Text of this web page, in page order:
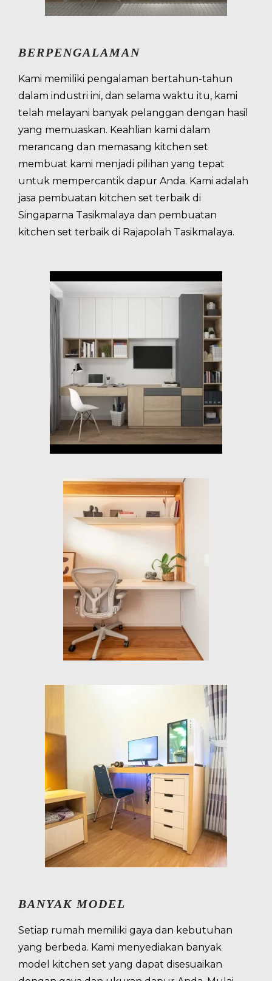
BERPENGALAMAN
Kami memiliki pengalaman bertahun-tahun
dalam industri ini, dan selama waktu itu, kami
telah melayani banyak pelanggan dengan hasil
yang memuaskan. Keahlian kami dalam
merancang dan memasang kitchen set
membuat kami menjadi pilihan yang tepat
untuk mempercantik dapur Anda. Kami adalah
jasa pembuatan kitchen set terbaik di
Singaparna Tasikmalaya dan pembuatan
kitchen set terbaik di Rajapolah Tasikmalaya.
BANYAK MODEL
Setiap rumah memiliki gaya dan kebutuhan
yang berbeda. Kami menyediakan banyak
model kitchen set yang dapat disesuaikan